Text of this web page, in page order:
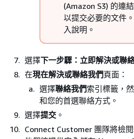
(Amazon S3) 的連
以提交必要的文件
入說明。
選擇下一步驟：立即解決或聯
在現在解決或聯絡我們頁面：
選擇聯絡我們索引標籤，
和您的首選聯絡方式。
選擇提交 。
Connect Customer 團隊將檢